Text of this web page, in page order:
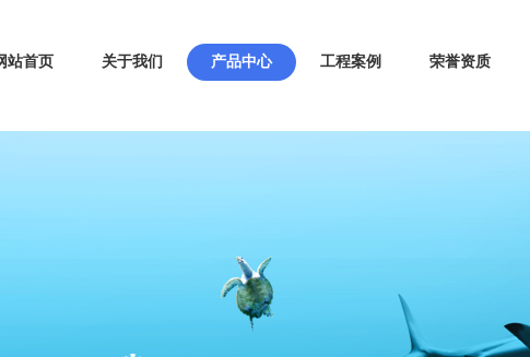
站首页 关于我们 产品中心 工程案例 荣誉资质